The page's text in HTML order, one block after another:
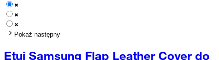
Pokaż następny
Etui Samsung Flap Leather Cover do